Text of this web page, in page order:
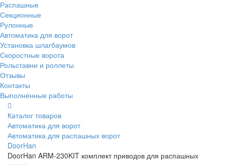
Распашные
Секционные
Рулонные
Автоматика для ворот
Установка шлагбаумов
Скоростные ворота
Рольставни и роллеты
Отзывы
Контакты
Выполненные работы
Каталог товаров
Автоматика для ворот
Автоматика для распашных ворот
DoorHan
DoorHan ARM-230KIT комплект приводов для распашных